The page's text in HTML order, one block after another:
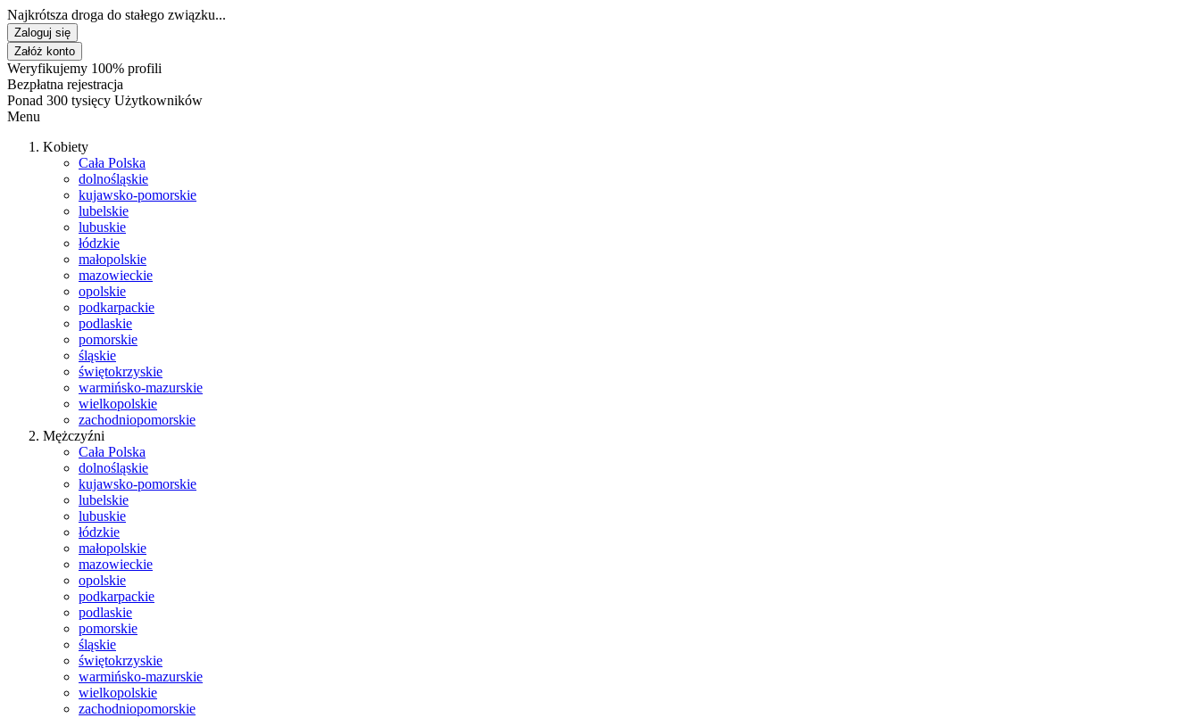
Najkrótsza droga do stałego związku...
Zaloguj się
Załóż konto
Weryfikujemy 100% profili
Bezpłatna rejestracja
Ponad 300 tysięcy Użytkowników
Menu
Kobiety
Cała Polska
dolnośląskie
kujawsko-pomorskie
lubelskie
lubuskie
łódzkie
małopolskie
mazowieckie
opolskie
podkarpackie
podlaskie
pomorskie
śląskie
świętokrzyskie
warmińsko-mazurskie
wielkopolskie
zachodniopomorskie
Mężczyźni
Cała Polska
dolnośląskie
kujawsko-pomorskie
lubelskie
lubuskie
łódzkie
małopolskie
mazowieckie
opolskie
podkarpackie
podlaskie
pomorskie
śląskie
świętokrzyskie
warmińsko-mazurskie
wielkopolskie
zachodniopomorskie